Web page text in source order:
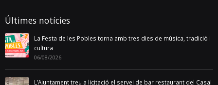
Últimes notícies
La Festa de les Pobles torna amb tres dies de música, tradició i
cultura
06/08/2026
L’Ajuntament treu a licitació el servei de bar restaurant del Casal